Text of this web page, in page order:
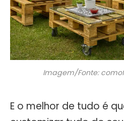
Imagem/Fonte:
E o melhor de tudo é